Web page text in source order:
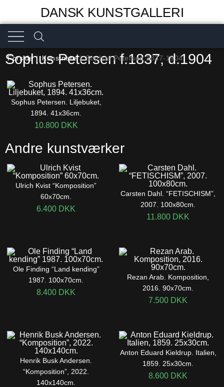
DANSK KUNSTGALLERI
Forside|Kunstnere|Sophus Petersen 1837-1904
Sophus Petersen f.1837, d.1904
Sophus Petersen. Liljebuket,
1894. 41x36cm.
10.800 DKK
Andre kunstværker
Ulrich Kvist “Komposition”
60x70cm.
6.400 DKK
Carsten Dahl. “FETISCHISM”,
2007. 100x80cm.
11.800 DKK
Ole Finding “Land kending”
1987. 100x70cm.
8.400 DKK
Rezan Arab. Komposition,
2016. 90x70cm.
7.500 DKK
Henrik Busk Andersen.
“Komposition”, 2022.
140x140cm.
Anton Eduard Kieldrup. Italien,
1859. 25x30cm.
8.600 DKK